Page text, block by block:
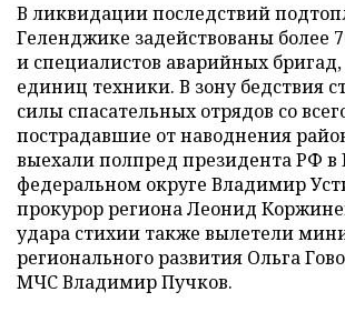
В ликвидации последствий
Геленджике задействованы более
и специалистов аварийных бригад,
единиц техники. В зону бедствия
силы спасательных отрядов со
пострадавшие от наводнения
выехали полпред президента РФ
федеральном округе Владимир
прокурор региона Леонид
удара стихии также вылетели
регионального развития Ольга
МЧС Владимир Пучков.